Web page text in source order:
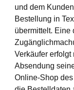
und dem
Bestellung in
übermittelt. Eine
Verkäufer erfolgt
Absendung
Online-Shop